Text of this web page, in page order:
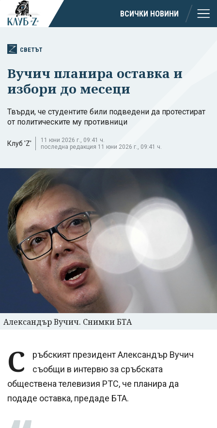
ВСИЧКИ НОВИНИ
СВЕТЪТ
Вучич планира оставка и
избори до месеци
Твърди, че студентите били подведени да протестират
от политическите му противници
Клуб 'Z'
11 юни 2026 г., 09:41 ч.
последна редакция 11 юни 2026 г., 09:41 ч.
Александър Вучич. Снимки БТА
С
ръбският президент Александър Вучич
съобщи в интервю за сръбската
обществена телевизия РТС, че планира да
подаде оставка, предаде БТА.